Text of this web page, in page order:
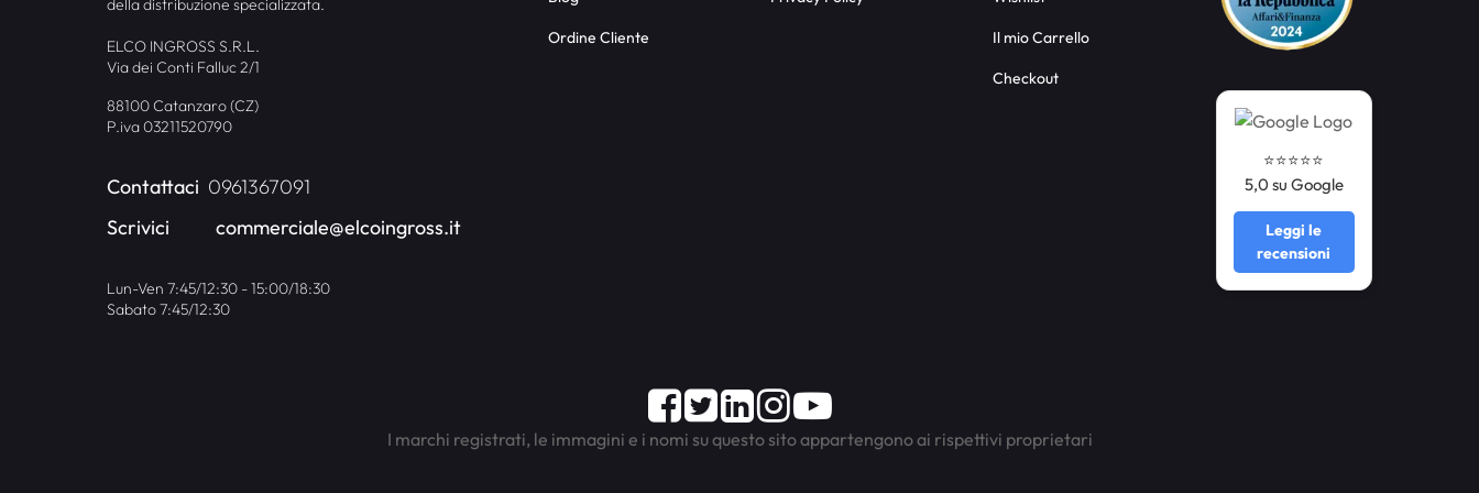
ELCO INGROSS S.R.L.
Via dei Conti Falluc 2/1
88100 Catanzaro (CZ)
P.iva 03211520790
Contattaci 0961367091
Scrivici
commerciale@elcoingross.it
Lun-Ven 7:45/12:30 - 15:00/18:30
Sabato 7:45/12:30
Ordine Cliente Il mio Carrello
Checkout
⭐️⭐️⭐️⭐️⭐️
5,0 su Google
Leggi le
recensioni
Facebook
TwitterLinkedInInstagram
Youtube
I marchi registrati, le immagini e i nomi su questo sito appartengono ai rispettivi proprietari